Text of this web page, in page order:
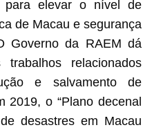
para elevar o nível de
de Macau e segurança
Governo da RAEM dá
relacionados
e salvamento de
2019, o “Plano decenal
desastres em Macau